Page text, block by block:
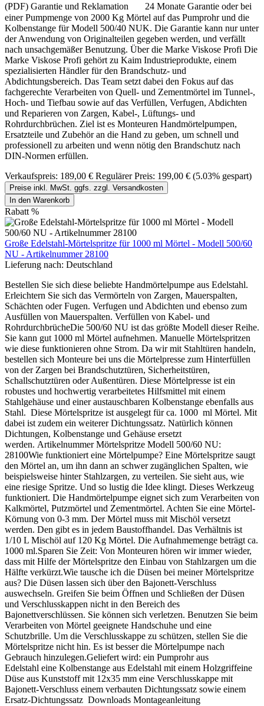
(PDF) Garantie und Reklamation 24 Monate Garantie oder bei
einer Pumpmenge von 2000 Kg Mörtel auf das Pumprohr und die
Kolbenstange für Modell 500/40 NUK. Die Garantie kann nur unter
der Anwendung von Originalteilen gegeben werden, und verfällt
nach unsachgemäßer Benutzung. Über die Marke Viskose Profi Die
Marke Viskose Profi gehört zu Kaim Industrieprodukte, einem
spezialisierten Händler für den Brandschutz- und
Abdichtungsbereich. Das Team setzt dabei den Fokus auf das
fachgerechte Verarbeiten von Quell- und Zementmörtel im Tunnel-,
Hoch- und Tiefbau sowie auf das Verfüllen, Verfugen, Abdichten
und Reparieren von Zargen, Kabel-, Lüftungs- und
Rohrdurchbrüchen. Ziel ist es Monteuren Handmörtelpumpen,
Ersatzteile und Zubehör an die Hand zu geben, um schnell und
professionell zu arbeiten und wenn nötig den Brandschutz nach
DIN-Normen erfüllen.
Verkaufspreis: 189,00 € Regulärer Preis: 199,00 € (5.03% gespart)
Preise inkl. MwSt. ggfs. zzgl. Versandkosten
In den Warenkorb
Rabatt %
Große Edelstahl-Mörtelspritze für 1000 ml Mörtel - Modell 500/60
NU - Artikelnummer 28100
Lieferung nach: Deutschland
Bestellen Sie sich diese beliebte Handmörtelpumpe aus Edelstahl.
Erleichtern Sie sich das Vermörteln von Zargen, Mauerspalten,
Schächten oder Fugen. Verfugen und Abdichten und ebenso zum
Ausfüllen von Mauerspalten. Verfüllen von Kabel- und
RohrdurchbrücheDie 500/60 NU ist das größte Modell dieser Reihe.
Sie kann gut 1000 ml Mörtel aufnehmen. Manuelle Mörtelspritzen
wie diese funktionieren ohne Strom. Da wir mit Stahltüren handeln,
bestellen sich Monteure bei uns die Mörtelpresse zum Hinterfüllen
von der Zargen bei Brandschutztüren, Sicherheitstüren,
Schallschutztüren oder Außentüren. Diese Mörtelpresse ist ein
robustes und hochwertig verarbeitetes Hilfsmittel mit einem
Stahlgehäuse und einer austauschbaren Kolbenstange ebenfalls aus
Stahl. Diese Mörtelspritze ist ausgelegt für ca. 1000 ml Mörtel. Mit
dabei ist zudem ein weiterer Dichtungssatz. Natürlich können
Dichtungen, Kolbenstange und Gehäuse ersetzt
werden. Artikelnummer Mörtelspritze Modell 500/60 NU:
28100Wie funktioniert eine Mörtelpumpe? Eine Mörtelspritze saugt
den Mörtel an, um ihn dann an schwer zugänglichen Spalten, wie
beispielsweise hinter Stahlzargen, zu verteilen. Sie sieht aus, wie
eine riesige Spritze. Und so lustig die Idee klingt. Dieses Werkzeug
funktioniert. Die Handmörtelpumpe eignet sich zum Verarbeiten von
Kalkmörtel, Putzmörtel und Zementmörtel. Achten Sie eine Mörtel-
Körnung von 0-3 mm. Der Mörtel muss mit Mischöl versetzt
werden. Den gibt es in jedem Baustoffhandel. Das Verhältnis ist
1/10 L Mischöl auf 120 Kg Mörtel. Die Aufnahmemenge beträgt ca.
1000 ml.Sparen Sie Zeit: Von Monteuren hören wir immer wieder,
dass mit Hilfe der Mörtelspritze den Einbau von Stahlzargen um die
Hälfte verkürzt.Wie tausche ich die Düsen bei meiner Mörtelspritze
aus? Die Düsen lassen sich über den Bajonett-Verschluss
auswechseln. Greifen Sie beim Öffnen und Schließen der Düsen
und Verschlusskappen nicht in den Bereich des
Bajonettverschlüssen. Sie können sich verletzen. Benutzen Sie beim
Verarbeiten von Mörtel geeignete Handschuhe und eine
Schutzbrille. Um die Verschlusskappe zu schützen, stellen Sie die
Mörtelspritze nicht hin. Es ist besser die Mörtelpumpe nach
Gebrauch hinzulegen.Geliefert wird: ein Pumprohr aus
Edelstahl eine Kolbenstange aus Edelstahl mit einem Holzgriffeine
Düse aus Kunststoff mit 12x35 mm eine Verschlusskappe mit
Bajonett-Verschluss einem verbauten Dichtungssatz sowie einem
Ersatz-Dichtungssatz Downloads Montageanleitung